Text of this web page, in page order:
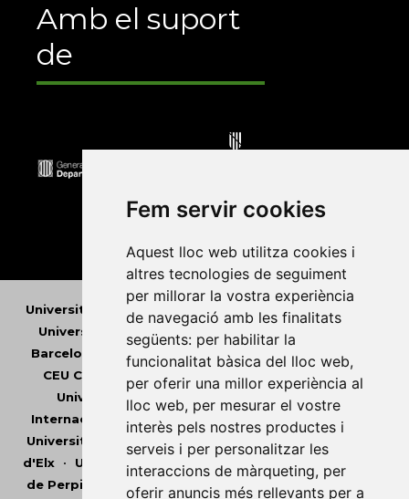
Fem servir cookies
Aquest lloc web utilitza cookies i
altres tecnologies de seguiment
per millorar la vostra experiència
de navegació amb les finalitats
següents: per habilitar la
funcionalitat bàsica del lloc web,
per oferir una millor experiència al
lloc web, per mesurar el vostre
interès pels nostres productes i
serveis i per personalitzar les
interaccions de màrqueting, per
oferir anuncis més rellevants per a
Amb el suport
de
Universitat Abat Oliba CEU • Universitat d'Alacant
Universitat d'Andorra
•
Universitat Autònoma de
Barcelona
Universitat de Barcelona•
Universitat
CEU Cardenal Herrera
Universitat de Girona
•
Universitat de les Illes Balears
Universitat
Internacional de Catalunya
Universitat Jaume I
Universitat de Lleida•
Universitat Miguel Hernández
d'Elx• Universitat Oberta de Catalunya •
de Perpinyà Via Domitia
Universitat Politècnica de